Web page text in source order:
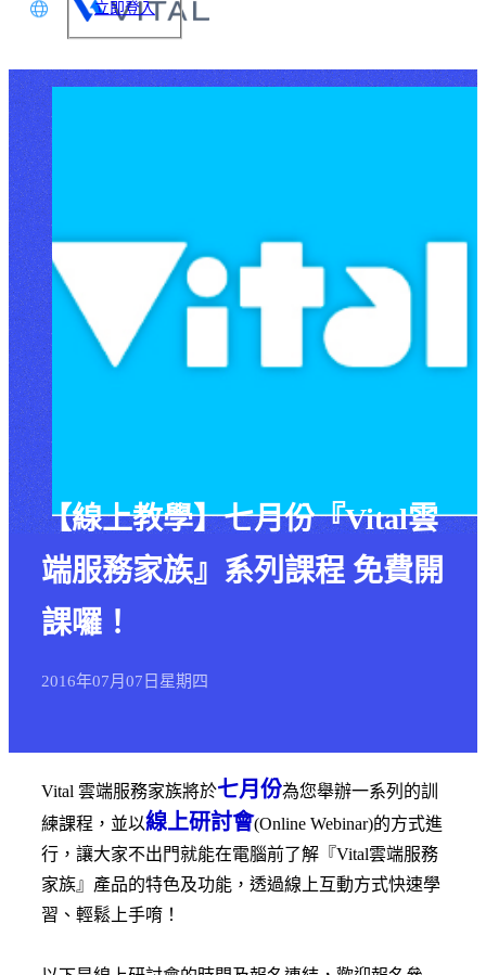
語
中文
立即登入
【線上教學】七月份『Vital雲
端服務家族』系列課程 免費開
課囉！
2016年07月 07日 星期四
Vital 雲端服務家族將於七月份為您舉辦一系列的訓
練課程，並以線上研討會(Online Webinar)的方式進
行，讓大家不出門就能在電腦前了解『Vital雲端服務
家族』產品的特色及功能，透過線上互動方式快速學
習、輕鬆上手唷！